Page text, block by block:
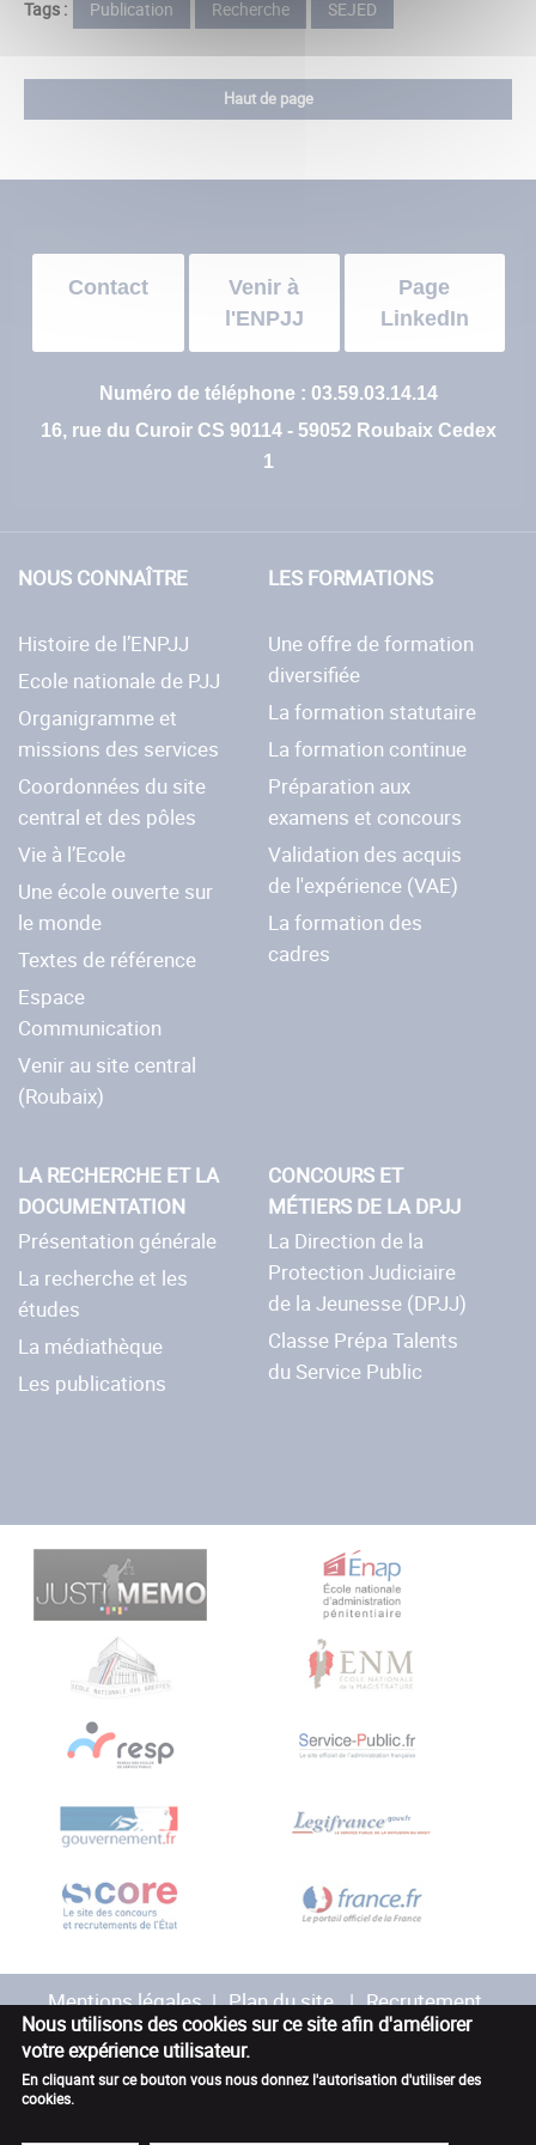
Nous utilisons des cookies sur ce site afin d'améliorer
votre expérience utilisateur.
En cliquant sur ce bouton vous nous donnez l'autorisation d'utiliser des
cookies.
Tags : Publication Recherche SEJED
Haut de page
Contact
Venir à
l'ENPJJ
Page
LinkedIn
Numéro de téléphone : 03.59.03.14.14
16, rue du Curoir CS 90114 - 59052 Roubaix Cedex
1
NOUS CONNAÎTRE
Histoire de l’ENPJJ
Ecole nationale de PJJ
Organigramme et
missions des services
Coordonnées du site
central et des pôles
Vie à l’Ecole
Une école ouverte sur
le monde
Textes de référence
Espace
Communication
Venir au site central
(Roubaix)
LES FORMATIONS
Une offre de formation
diversifiée
La formation statutaire
La formation continue
Préparation aux
examens et concours
Validation des acquis
de l'expérience (VAE)
La formation des
cadres
LA RECHERCHE ET LA
DOCUMENTATION
Présentation générale
La recherche et les
études
La médiathèque
Les publications
CONCOURS ET
MÉTIERS DE LA DPJJ
La Direction de la
Protection Judiciaire
de la Jeunesse (DPJJ)
Classe Prépa Talents
du Service Public
Mentions légales Plan du site
Recrutement
Marchés publics